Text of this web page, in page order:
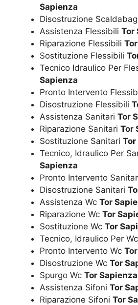
Sapienza
Disostruzione
Assistenza Flessibili Tor
Riparazione Flessibili
Sostituzione Flessibili
Tecnico Idraulico Per
Sapienza
Pronto Intervento
Disostruzione Flessibili
Assistenza Sanitari Tor
Riparazione Sanitari Tor
Sostituzione Sanitari Tor
Tecnico, Idraulico Per
Sapienza
Pronto Intervento
Disostruzione Sanitari
Assistenza Wc Tor
Riparazione Wc Tor
Sostituzione Wc Tor
Tecnico, Idraulico Per Wc
Pronto Intervento Wc
Disostruzione Wc Tor
Spurgo Wc Tor Sapienza
Assistenza Sifoni Tor
Riparazione Sifoni Tor